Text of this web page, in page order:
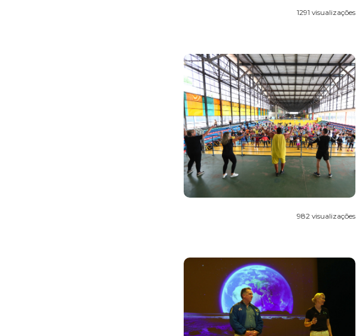
1291 visualizações
982 visualizações